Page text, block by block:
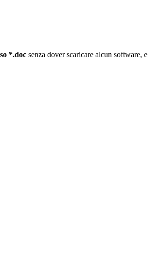
*.doc senza dover scaricare alcun software, e